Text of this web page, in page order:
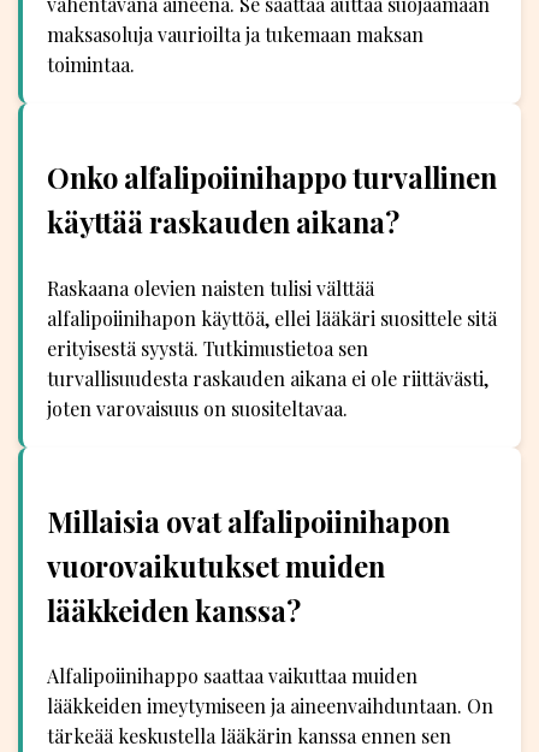
maksasoluja vaurioilta ja tukemaan maksan
toimintaa.
Onko alfalipoiinihappo turvallinen
käyttää raskauden aikana?
Raskaana olevien naisten tulisi välttää
alfalipoiinihapon käyttöä, ellei lääkäri suosittele sitä
erityisestä syystä. Tutkimustietoa sen
turvallisuudesta raskauden aikana ei ole riittävästi,
joten varovaisuus on suositeltavaa.
Millaisia ovat alfalipoiinihapon
vuorovaikutukset muiden
lääkkeiden kanssa?
Alfalipoiinihappo saattaa vaikuttaa muiden
lääkkeiden imeytymiseen ja aineenvaihduntaan. On
tärkeää keskustella lääkärin kanssa ennen sen